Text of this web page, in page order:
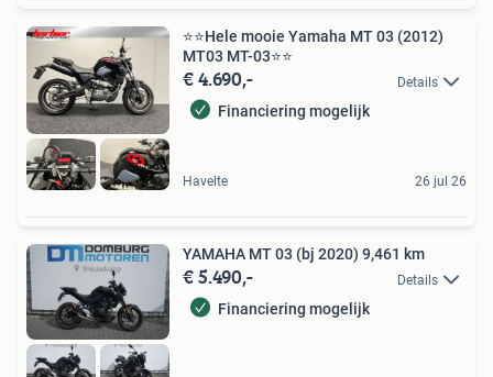
⭐️⭐Hele mooie Yamaha MT 03 (2012)
MT03 MT-03⭐️⭐
€ 4.690,- Details
Financiering mogelijk
Havelte 26 jul 26
YAMAHA MT 03 (bj 2020) 9,461 km
€ 5.490,- Details
Financiering mogelijk